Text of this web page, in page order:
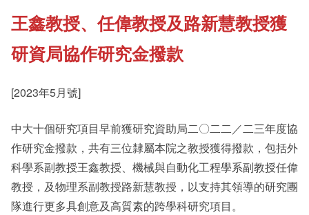
《新亞書院概覽》
新亞影集
影片庫
Student Development
Alumni Connections
王鑫教授、任偉教授及路新慧教授獲
研資局協作研究金撥款
[2023年5月號]
中大十個研究項目早前獲研究資助局二〇二二／二三年度協
作研究金撥款，共有三位隸屬本院之教授獲得撥款，包括外
科學系副教授王鑫教授、機械與自動化工程學系副教授任偉
教授，及物理系副教授路新慧教授，以支持其領導的研究團
隊進行更多具創意及高質素的跨學科研究項目。